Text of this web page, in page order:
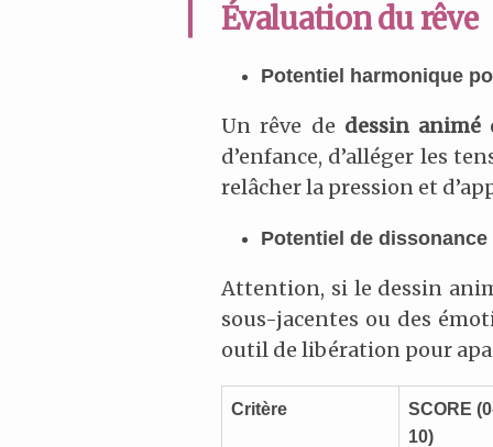
Évaluation du rêve
Potentiel harmonique
Un rêve de dessin animé
d’enfance, d’alléger les
relâcher la pression et
Potentiel de
Attention, si le dessin
sous-jacentes ou des
outil de libération pour
Critère SCORE
10)